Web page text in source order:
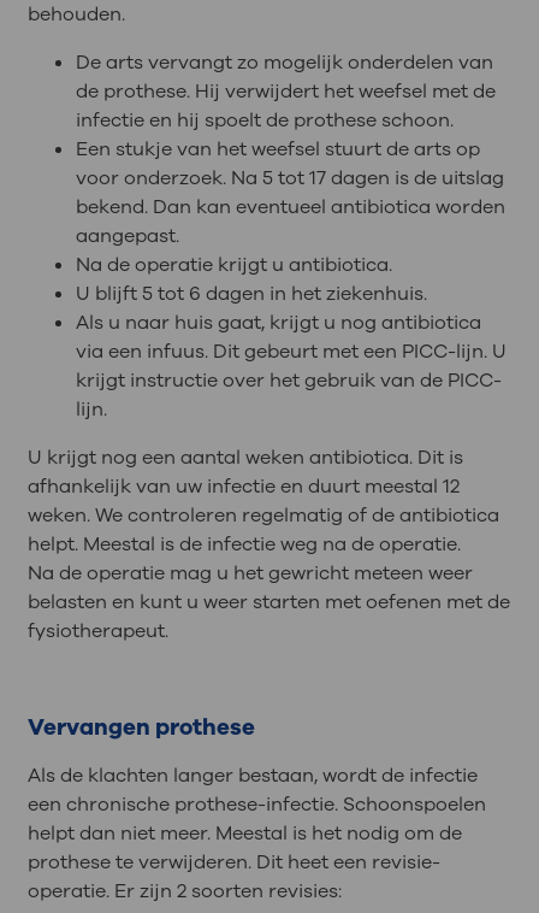
behouden.
De arts vervangt zo mogelijk onderdelen van
de prothese. Hij verwijdert het weefsel met de
infectie en hij spoelt de prothese schoon.
Een stukje van het weefsel stuurt de arts op
voor onderzoek. Na 5 tot 17 dagen is de uitslag
bekend. Dan kan eventueel antibiotica worden
aangepast.
Na de operatie krijgt u antibiotica.
U blijft 5 tot 6 dagen in het ziekenhuis.
Als u naar huis gaat, krijgt u nog antibiotica
via een infuus. Dit gebeurt met een PICC-lijn. U
krijgt instructie over het gebruik van de PICC-
lijn.
U krijgt nog een aantal weken antibiotica. Dit is
afhankelijk van uw infectie en duurt meestal 12
weken. We controleren regelmatig of de antibiotica
helpt. Meestal is de infectie weg na de operatie.
Na de operatie mag u het gewricht meteen weer
belasten en kunt u weer starten met oefenen met de
fysiotherapeut.
Vervangen prothese
Als de klachten langer bestaan, wordt de infectie
een chronische prothese-infectie. Schoonspoelen
helpt dan niet meer. Meestal is het nodig om de
prothese te verwijderen. Dit heet een revisie-
operatie. Er zijn 2 soorten revisies: